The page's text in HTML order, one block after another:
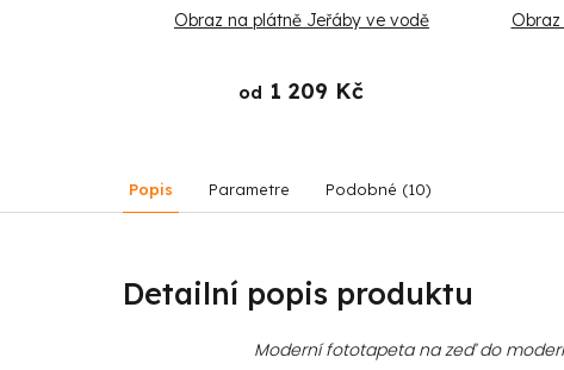
Obraz na plátně Jeřáby ve vodě
od 1 209 Kč
Popis Parametre Podobné (10)
Detailní popis produktu
Moderní fototapeta na zeď do